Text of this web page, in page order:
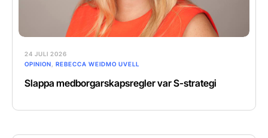
24 JULI 2026
OPINION
REBECCA WEIDMO UVELL
Slappa medborgarskapsregler var S-strategi